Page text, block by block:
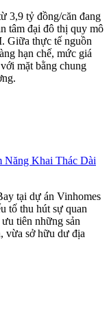
3,9 tỷ đồng/căn đang
tâm đại đô thị quy mô
Giữa thực tế nguồn
hạn chế, mức giá
mặt bằng chung
Năng Khai Thác Dài
tại dự án Vinhomes
tố thu hút sự quan
tiên những sản
vừa sở hữu dư địa